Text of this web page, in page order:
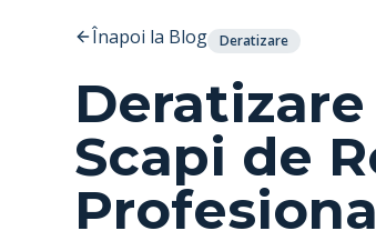
Înapoi la Blog Deratizare
Scapi de